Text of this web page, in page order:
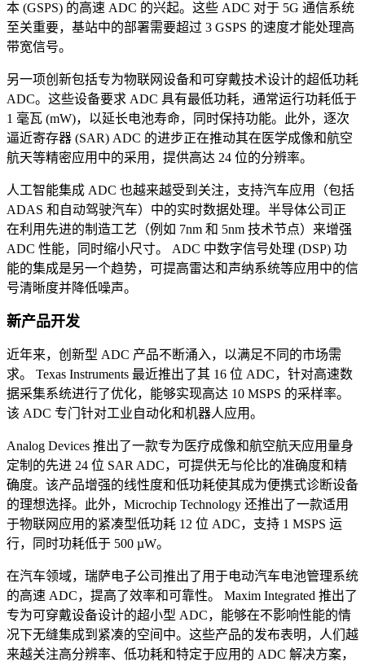
本 (GSPS) 的高速 ADC 的兴起。这些 ADC 对于 5G 通信系统
至关重要，基站中的部署需要超过 3 GSPS 的速度才能处理高
带宽信号。
另一项创新包括专为物联网设备和可穿戴技术设计的超低功耗
ADC。这些设备要求 ADC 具有最低功耗，通常运行功耗低于
1 毫瓦 (mW)，以延长电池寿命，同时保持功能。此外，逐次
逼近寄存器 (SAR) ADC 的进步正在推动其在医学成像和航空
航天等精密应用中的采用，提供高达 24 位的分辨率。
人工智能集成 ADC 也越来越受到关注，支持汽车应用（包括
ADAS 和自动驾驶汽车）中的实时数据处理。半导体公司正
在利用先进的制造工艺（例如 7nm 和 5nm 技术节点）来增强
ADC 性能，同时缩小尺寸。 ADC 中数字信号处理 (DSP) 功
能的集成是另一个趋势，可提高雷达和声纳系统等应用中的信
号清晰度并降低噪声。
新产品开发
近年来，创新型 ADC 产品不断涌入，以满足不同的市场需
求。 Texas Instruments 最近推出了其 16 位 ADC，针对高速数
据采集系统进行了优化，能够实现高达 10 MSPS 的采样率。
该 ADC 专门针对工业自动化和机器人应用。
Analog Devices 推出了一款专为医疗成像和航空航天应用量身
定制的先进 24 位 SAR ADC，可提供无与伦比的准确度和精
确度。该产品增强的线性度和低功耗使其成为便携式诊断设备
的理想选择。此外，Microchip Technology 还推出了一款适用
于物联网应用的紧凑型低功耗 12 位 ADC，支持 1 MSPS 运
行，同时功耗低于 500 µW。
在汽车领域，瑞萨电子公司推出了用于电动汽车电池管理系统
的高速 ADC，提高了效率和可靠性。 Maxim Integrated 推出了
专为可穿戴设备设计的超小型 ADC，能够在不影响性能的情
况下无缝集成到紧凑的空间中。这些产品的发布表明，人们越
来越关注高分辨率、低功耗和特定于应用的 ADC 解决方案，